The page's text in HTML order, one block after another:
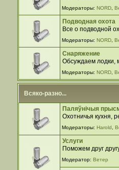
Модераторы:NORD ,
Подводная охота
Все о подводной
Модераторы:NORD ,
Снаряжение
Обсуждаем лодки,
Модераторы:NORD ,
Всяко-разно...
Паляўнiчыя
Охотничья кухня,
Модераторы: Harold ,
Услуги
Поможем друг
Модератор: Ветер